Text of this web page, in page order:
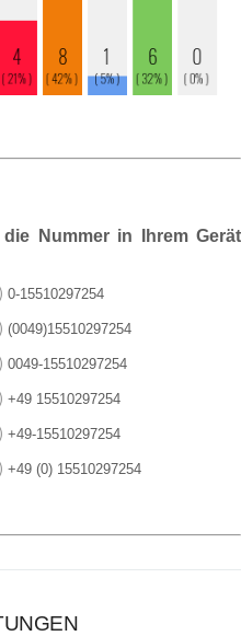
Nummer in Ihrem Gerät
0-15510297254
(0049)15510297254
0049-15510297254
+49 15510297254
+49-15510297254
+49 (0) 15510297254